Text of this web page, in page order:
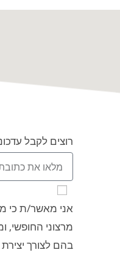
רוצים לקבל
אני מאשר/ת כי
מרצוני החופשי,
בהם לצורך יצירת